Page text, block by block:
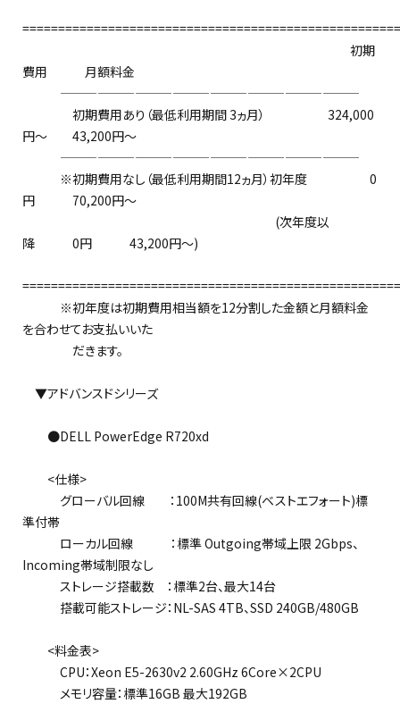
初期
費用 月額料金
————————————————————————
初期費用あり（最低利用期間 3ヵ月） 324,000
円～ 43,200円～
————————————————————————
※初期費用なし（最低利用期間12ヵ月）初年度 0
円 70,200円～
(次年度以
降 0円 43,200円～)
※初年度は初期費用相当額を12分割した金額と月額料金
を合わせてお支払いいた
だきます。
▼アドバンスドシリーズ
●DELL PowerEdge R720xd
<仕様>
グローバル回線 ：100M共有回線(ベストエフォート)標
準付帯
ローカル回線 ：標準 Outgoing帯域上限 2Gbps、
Incoming帯域制限なし
ストレージ搭載数 ：標準2台、最大14台
搭載可能ストレージ：NL-SAS 4TB、SSD 240GB/480GB
<料金表>
CPU：Xeon E5-2630v2 2.60GHz 6Core×2CPU
メモリ容量：標準16GB 最大192GB